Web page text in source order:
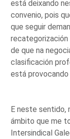
está deixando
convenio, pois
que seguir
de que na
clasificación
está
E neste sentido,
ámbito que me
Intersindical